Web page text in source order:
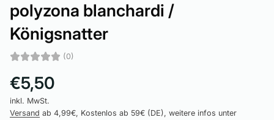
polyzona blanchardi /
Königsnatter
(0)
€5,50
inkl. MwSt.
Versand ab 4,99€, Kostenlos ab 59€ (DE), weitere infos unter